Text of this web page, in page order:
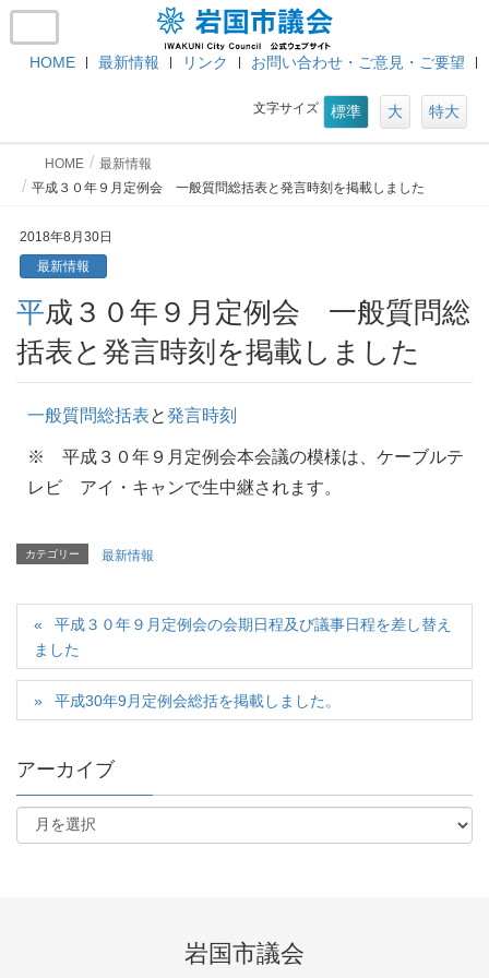
HOME 最新情報 リンク お問い合わせ・ご意見・ご要望
文字サイズ 標準 大 特大
HOME
最新情報
平成３０年９月定例会 一般質問総括表と発言時刻を掲載しました
2018年8月30日
最新情報
平成３０年９月定例会 一般質問総
括表と発言時刻を掲載しました
一般質問総括表と発言時刻
※ 平成３０年９月定例会本会議の模様は、ケーブルテ
レビ アイ・キャンで生中継されます。
カテゴリー 最新情報
平成３０年９月定例会の会期日程及び議事日程を差し替え
ました
平成30年9月定例会総括を掲載しました。
アーカイブ
岩国市議会